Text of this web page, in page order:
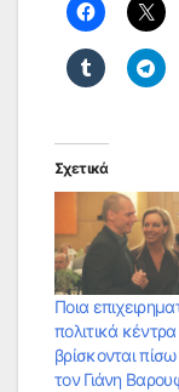
Σχετικά
Ποια
πολιτικά κέντρα
βρίσκονται
τον Γιάνη